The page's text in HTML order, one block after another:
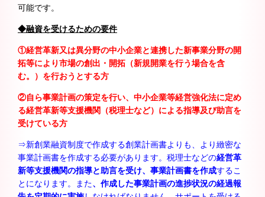
可能です。
◆融資を受けるための要件
①経営革新又は異分野の中小企業と連携した新事業分野の開
拓等により市場の創出・開拓（新規開業を行う場合を含
む。）を行おうとする方
②自ら事業計画の策定を行い、中小企業等経営強化法に定め
る経営革新等支援機関（税理士など）による指導及び助言を
受けている方
⇒新創業融資制度で作成する創業計画書よりも、より緻密な
事業計画書を作成する必要があります。税理士などの経営革
新等支援機関の指導と助言を受け、事業計画書を作成するこ
とになります。また、作成した事業計画の進捗状況の経過報